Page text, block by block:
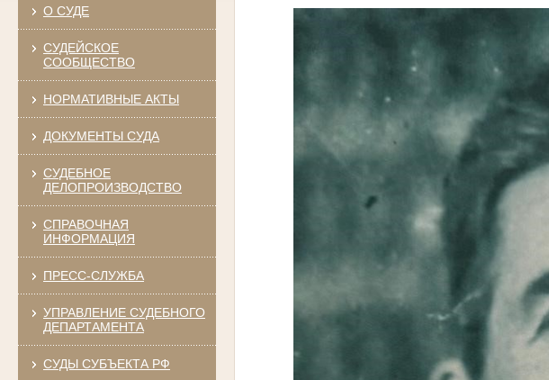
О СУДЕ
СУДЕЙСКОЕ
СООБЩЕСТВО
НОРМАТИВНЫЕ АКТЫ
ДОКУМЕНТЫ СУДА
СУДЕБНОЕ
ДЕЛОПРОИЗВОДСТВО
СПРАВОЧНАЯ
ИНФОРМАЦИЯ
ПРЕСС-СЛУЖБА
УПРАВЛЕНИЕ СУДЕБНОГО
ДЕПАРТАМЕНТА
СУДЫ СУБЪЕКТА РФ